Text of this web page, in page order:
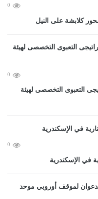
0
كلابشة على النيل
0
التعبوى التخصصى لهيئة
0
في الإسكندرية